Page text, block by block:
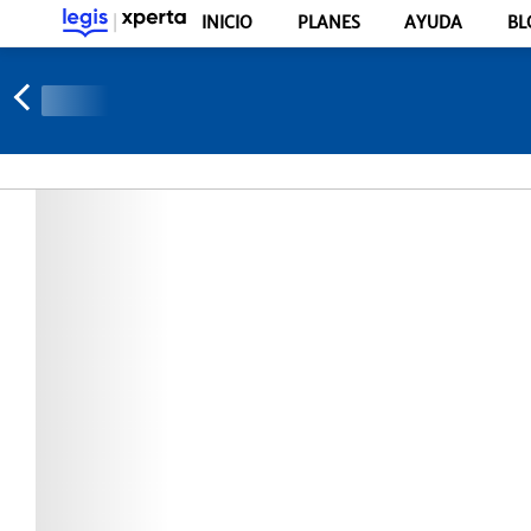
INICIO PLANES AYUDA